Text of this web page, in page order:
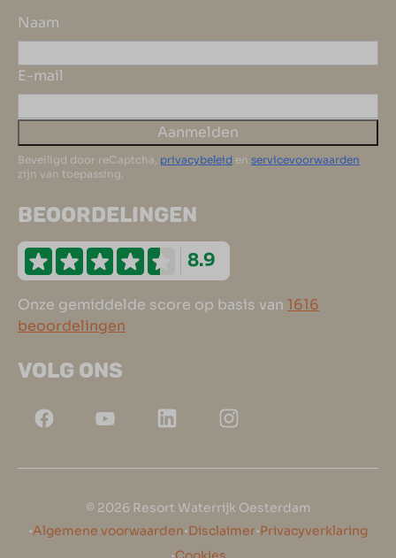
Naam
E-mail
Aanmelden
Beveiligd door reCaptcha, privacybeleid en servicevoorwaarden
zijn van toepassing.
BEOORDELINGEN
8.9
Onze gemiddelde score op basis van 1616
beoordelingen
VOLG ONS
© 2026 Resort Waterrijk Oesterdam
·Algemene voorwaarden·Disclaimer·Privacyverklaring